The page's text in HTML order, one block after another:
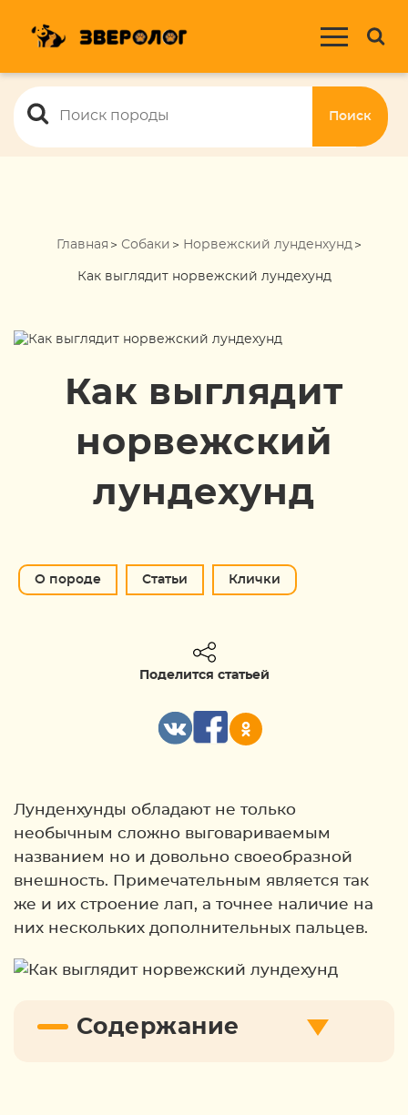
Поиск
Главная Собаки Норвежский лунденхунд
Как выглядит норвежский лундехунд
Как выглядит
норвежский
лундехунд
О породе Статьи Клички
Поделится статьей
Лунденхунды обладают не только
необычным сложно выговариваемым
названием но и довольно своеобразной
внешность. Примечательным является так
же и их строение лап, а точнее наличие на
них нескольких дополнительных пальцев.
Содержание